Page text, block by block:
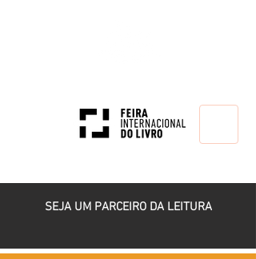
SEJA UM PARCEIRO DA LEITURA